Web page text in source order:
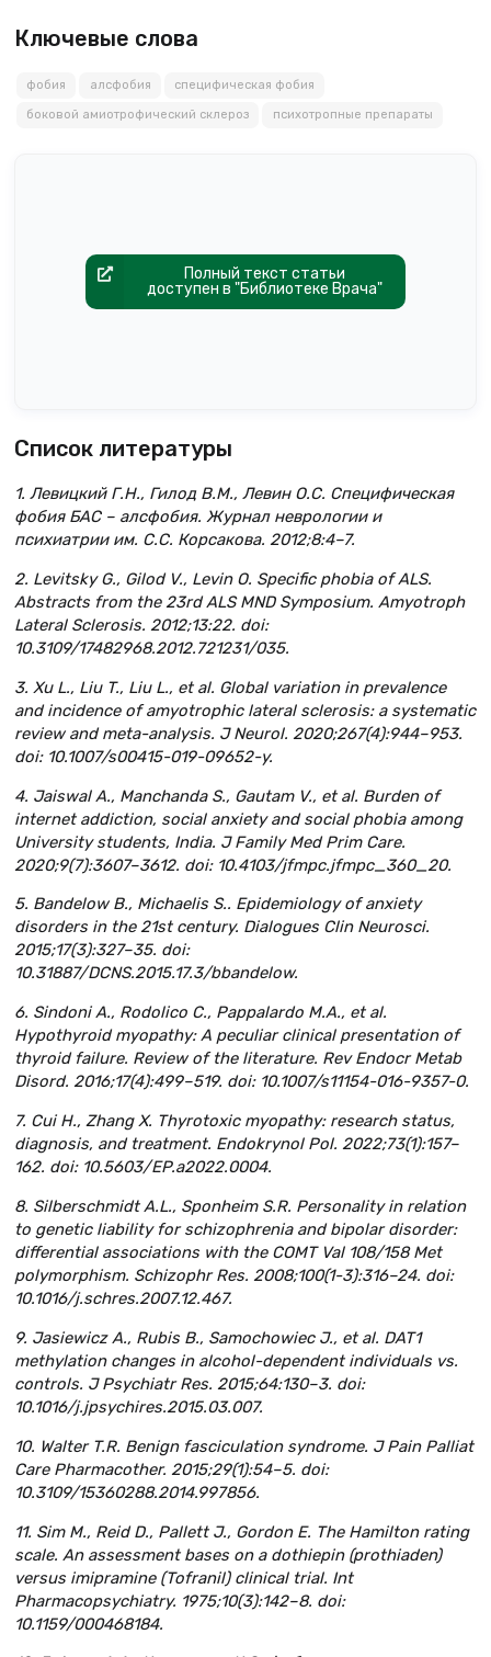
Ключевые слова
фобия алсфобия специфическая фобия
боковой амиотрофический склероз психотропные препараты
Полный текст статьи
доступен в "Библиотеке Врача"
Список литературы
1. Левицкий Г.Н., Гилод В.М., Левин О.С. Специфическая
фобия БАС – алсфобия. Журнал неврологии и
психиатрии им. С.С. Корсакова. 2012;8:4–7.
2. Levitsky G., Gilod V., Levin O. Specific phobia of ALS.
Abstracts from the 23rd ALS MND Symposium. Amyotroph
Lateral Sclerosis. 2012;13:22. doi:
10.3109/17482968.2012.721231/035.
3. Xu L., Liu T., Liu L., et al. Global variation in prevalence
and incidence of amyotrophic lateral sclerosis: a systematic
review and meta-analysis. J Neurol. 2020;267(4):944–953.
doi: 10.1007/s00415-019-09652-y.
4. Jaiswal A., Manchanda S., Gautam V., et al. Burden of
internet addiction, social anxiety and social phobia among
University students, India. J Family Med Prim Care.
2020;9(7):3607–3612. doi: 10.4103/jfmpc.jfmpc_360_20.
5. Bandelow B., Michaelis S.. Epidemiology of anxiety
disorders in the 21st century. Dialogues Clin Neurosci.
2015;17(3):327–35. doi:
10.31887/DCNS.2015.17.3/bbandelow.
6. Sindoni A., Rodolico C., Pappalardo M.A., et al.
Hypothyroid myopathy: A peculiar clinical presentation of
thyroid failure. Review of the literature. Rev Endocr Metab
Disord. 2016;17(4):499–519. doi: 10.1007/s11154-016-9357-0.
7. Cui H., Zhang X. Thyrotoxic myopathy: research status,
diagnosis, and treatment. Endokrynol Pol. 2022;73(1):157–
162. doi: 10.5603/EP.a2022.0004.
8. Silberschmidt A.L., Sponheim S.R. Personality in relation
to genetic liability for schizophrenia and bipolar disorder:
differential associations with the COMT Val 108/158 Met
polymorphism. Schizophr Res. 2008;100(1-3):316–24. doi:
10.1016/j.schres.2007.12.467.
9. Jasiewicz A., Rubis B., Samochowiec J., et al. DAT1
methylation changes in alcohol-dependent individuals vs.
controls. J Psychiatr Res. 2015;64:130–3. doi:
10.1016/j.jpsychires.2015.03.007.
10. Walter T.R. Benign fasciculation syndrome. J Pain Palliat
Care Pharmacother. 2015;29(1):54–5. doi:
10.3109/15360288.2014.997856.
11. Sim M., Reid D., Pallett J., Gordon E. The Hamilton rating
scale. An assessment bases on a dothiepin (prothiaden)
versus imipramine (Tofranil) clinical trial. Int
Pharmacopsychiatry. 1975;10(3):142–8. doi:
10.1159/000468184.